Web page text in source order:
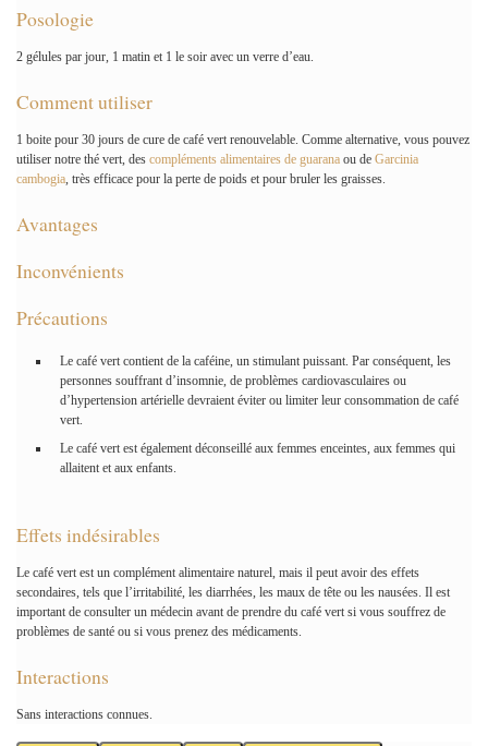
Posologie
2 gélules par jour, 1 matin et 1 le soir avec un verre d’eau.
Comment utiliser
1 boite pour 30 jours de cure de café vert renouvelable. Comme alternative, vous pouvez
utiliser notre thé vert, des compléments alimentaires de guarana ou de Garcinia
cambogia , très efficace pour la perte de poids et pour bruler les graisses.
Avantages
Inconvénients
Précautions
Le café vert contient de la caféine, un stimulant puissant. Par conséquent, les
personnes souffrant d’insomnie, de problèmes cardiovasculaires ou
d’hypertension artérielle devraient éviter ou limiter leur consommation de café
vert.
Le café vert est également déconseillé aux femmes enceintes, aux femmes qui
allaitent et aux enfants.
Effets indésirables
Le café vert est un complément alimentaire naturel, mais il peut avoir des effets
secondaires, tels que l’irritabilité, les diarrhées, les maux de tête ou les nausées. Il est
important de consulter un médecin avant de prendre du café vert si vous souffrez de
problèmes de santé ou si vous prenez des médicaments.
Interactions
Sans interactions connues.